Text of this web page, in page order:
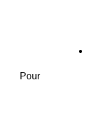
Pour